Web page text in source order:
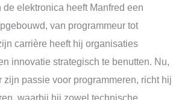
elektronica heeft Manfred een
van programmeur tot
carrière heeft hij organisaties
innovatie strategisch te benutten. Nu,
zijn passie voor programmeren, richt hij
waarbij hij zowel technische